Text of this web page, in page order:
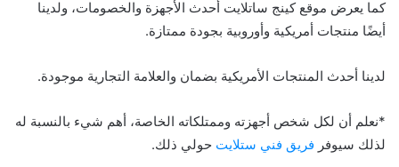
كما يعرض موقع كينج ساتلايت أحدث الأجهزة والخصومات، ولدينا
أيضًا منتجات أمريكية وأوروبية بجودة ممتازة.
لدينا أحدث المنتجات الأمريكية بضمان والعلامة التجارية موجودة.
*نعلم أن لكل شخص أجهزته وممتلكاته الخاصة، أهم شيء بالنسبة له
لذلك سيوفر فريق فني ستلايت حولي ذلك.